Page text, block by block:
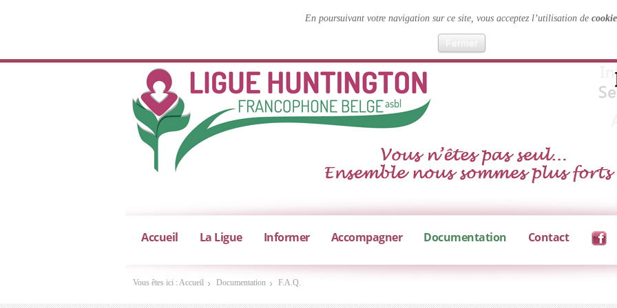
En poursuivant votre navigation sur ce site, vous acceptez l’utilisation de
Fermer
Accueil La Ligue Informer Accompagner Documentation Contact
Vous êtes ici : Accueil Documentation F.A.Q.